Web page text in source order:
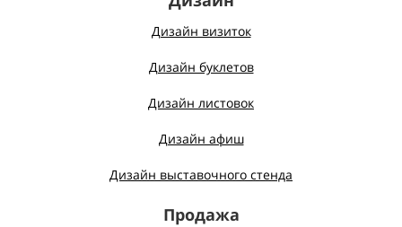
Дизайн визиток
Дизайн буклетов
Дизайн листовок
Дизайн афиш
Дизайн выставочного стенда
Продажа